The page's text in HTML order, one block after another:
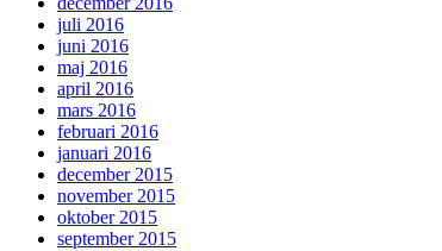
juli 2016
juni 2016
maj 2016
april 2016
mars 2016
februari 2016
januari 2016
december 2015
november 2015
oktober 2015
september 2015